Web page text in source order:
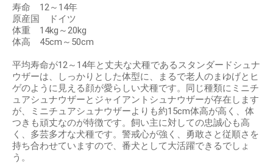
寿命 12～14年
原産国 ドイツ
体重 14kg～20kg
体高 45cm～50cm
平均寿命が12～14年と丈夫な犬種であるスタンダードシュナ
ウザーは、しっかりとした体型に、まるで老人のまゆげとヒ
ゲのように見える顔が愛らしい犬種です。同じ種類にミニチ
ュアシュナウザーとジャイアントシュナウザーが存在します
が、ミニチュアシュナウザーよりも約15cm体高が高く、体
つきも頑丈なのが特徴です。飼い主に対しての忠誠心も高
く、多芸多才な犬種です。警戒心が強く、勇敢さと従順さを
持ち合わせていますので、番犬として大活躍できるでしょ
う。